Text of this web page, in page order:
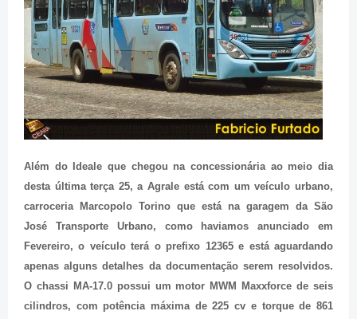
Além do Ideale que chegou na concessionária ao meio dia
desta última terça 25, a Agrale está com um veículo urbano,
carroceria Marcopolo Torino que está na garagem da São
José Transporte Urbano, como haviamos anunciado em
Fevereiro, o veículo terá o prefixo 12365 e está aguardando
apenas alguns detalhes da documentação serem resolvidos.
O chassi MA-17.0 possui um motor MWM Maxxforce de seis
cilindros, com potência máxima de 225 cv e torque de 861